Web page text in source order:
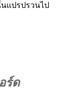
แปรปรวนไป
ร์ด